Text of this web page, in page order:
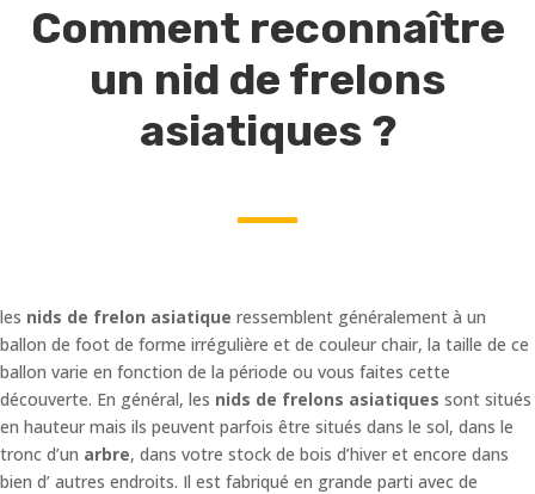
Comment reconnaître
un nid de frelons
asiatiques ?
les nids de frelon asiatique ressemblent généralement à un
ballon de foot de forme irrégulière et de couleur chair, la taille de ce
ballon varie en fonction de la période ou vous faites cette
découverte. En général, les nids de frelons asiatiques sont situés
en hauteur mais ils peuvent parfois être situés dans le sol, dans le
tronc d’un arbre, dans votre stock de bois d’hiver et encore dans
bien d’ autres endroits. Il est fabriqué en grande parti avec de